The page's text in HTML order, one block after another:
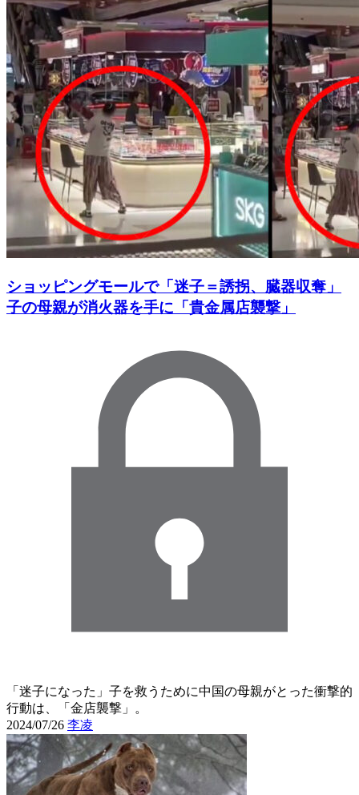
ショッピングモールで「迷子＝誘拐、臓器収奪」
子の母親が消火器を手に「貴金属店襲撃」
「迷子になった」子を救うために中国の母親がとった衝撃的
行動は、「金店襲撃」。
2024/07/26 李凌